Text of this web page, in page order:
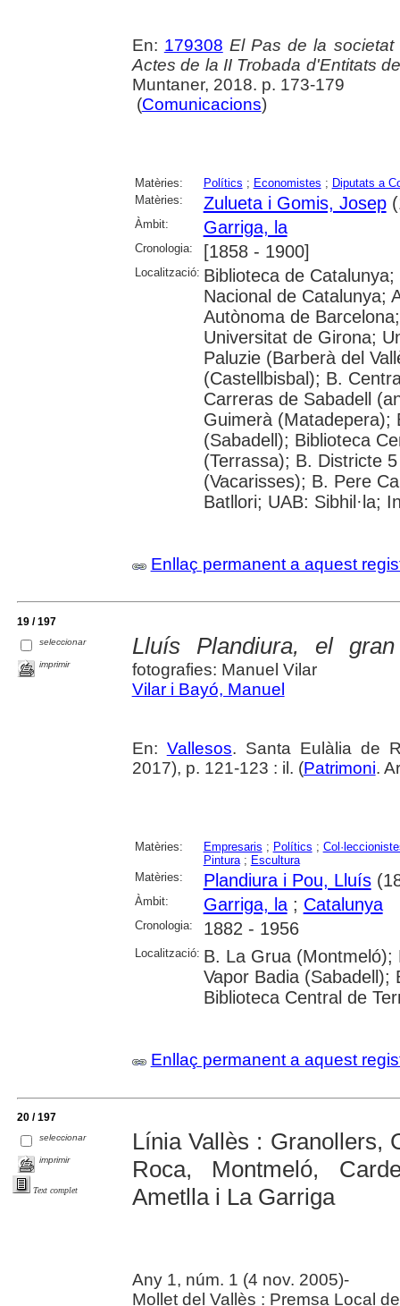
En: 179308 El Pas de la societat
Actes de la II Trobada d'Entitats
Muntaner, 2018. p. 173-179
(Comunicacions)
Matèries: Polítics ; Economistes ; Diputats a
Matèries:
Zulueta i Gomis, Josep
Àmbit: Garriga, la
Cronologia: [1858 - 1900]
Localització: Biblioteca de
Nacional de Catalunya;
Autònoma de
Universitat de Girona;
Paluzie (Barberà del
(Castellbisbal); B.
Carreras de Sabadell
Guimerà (Matadepera);
(Sabadell); Biblioteca
(Terrassa); B. Districte
(Vacarisses); B. Pere
Batllori; UAB: Sibhil·la;
Enllaç permanent a aquest
19 / 197
seleccionar
imprimir
Lluís Plandiura, el gran
fotografies: Manuel Vilar
Vilar i Bayó, Manuel
En: Vallesos. Santa Eulàlia de
2017), p. 121-123 : il. (Patrimoni.
Matèries: Empresaris ; Polítics ;
Pintura; Escultura
Matèries:
Plandiura i Pou, Lluís
Àmbit: Garriga, la; Catalunya
Cronologia: 1882 - 1956
Localització: B. La Grua
Vapor Badia
Biblioteca Central de
Enllaç permanent a aquest
20 / 197
seleccionar
imprimir
Text complet
Línia Vallès : Granollers,
Roca, Montmeló,
Ametlla i La Garriga
Any 1, núm. 1 (4 nov. 2005)-
Mollet del Vallès : Premsa Local